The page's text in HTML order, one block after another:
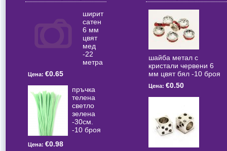
ширит
сатен
6 мм
цвят
мед
-22
метра
Цена: €0.65
пръчка
телена
светлo
зелена
-30см.
-10 броя
Цена: €0.98
шайба метал с
кристали червени 6
мм цвят бял -10 броя
Цена: €0.50